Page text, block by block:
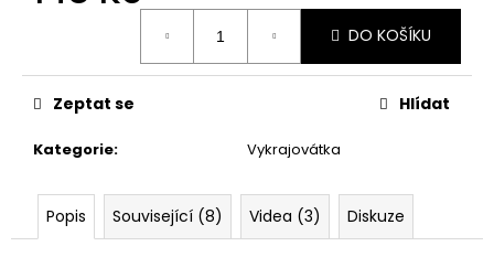
DO KOŠÍKU
Kategorie: Vykrajovátka
Zeptat se Hlídat
Popis Související (8) Videa (3) Diskuze
VYKRAJOVÁTKA
CHRISTMAS
JOY
49